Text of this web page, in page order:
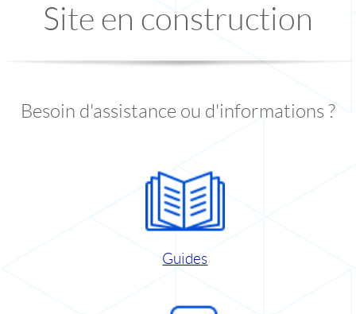
Site en construction
Besoin d'assistance ou d'informations ?
Guides